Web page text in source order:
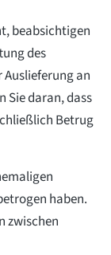
beabsichtigen
des
an
Sie daran, dass
Betrug
haben.
zwischen